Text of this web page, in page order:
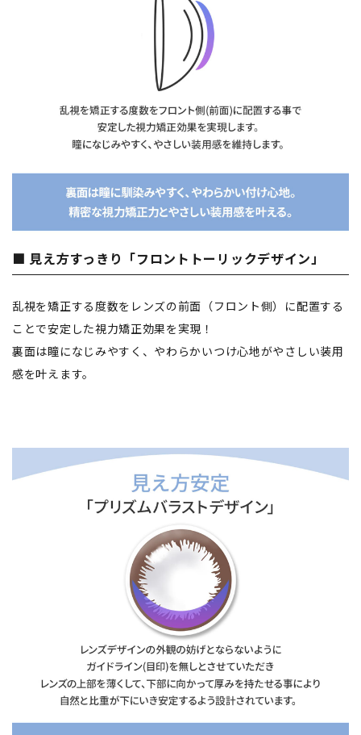
■ 見え方すっきり「フロントトーリックデザイン」
乱視を矯正する度数をレンズの前面（フロント側）に配置する
ことで安定した視力矯正効果を実現！
裏面は瞳になじみやすく、やわらかいつけ心地がやさしい装用
感を叶えます。